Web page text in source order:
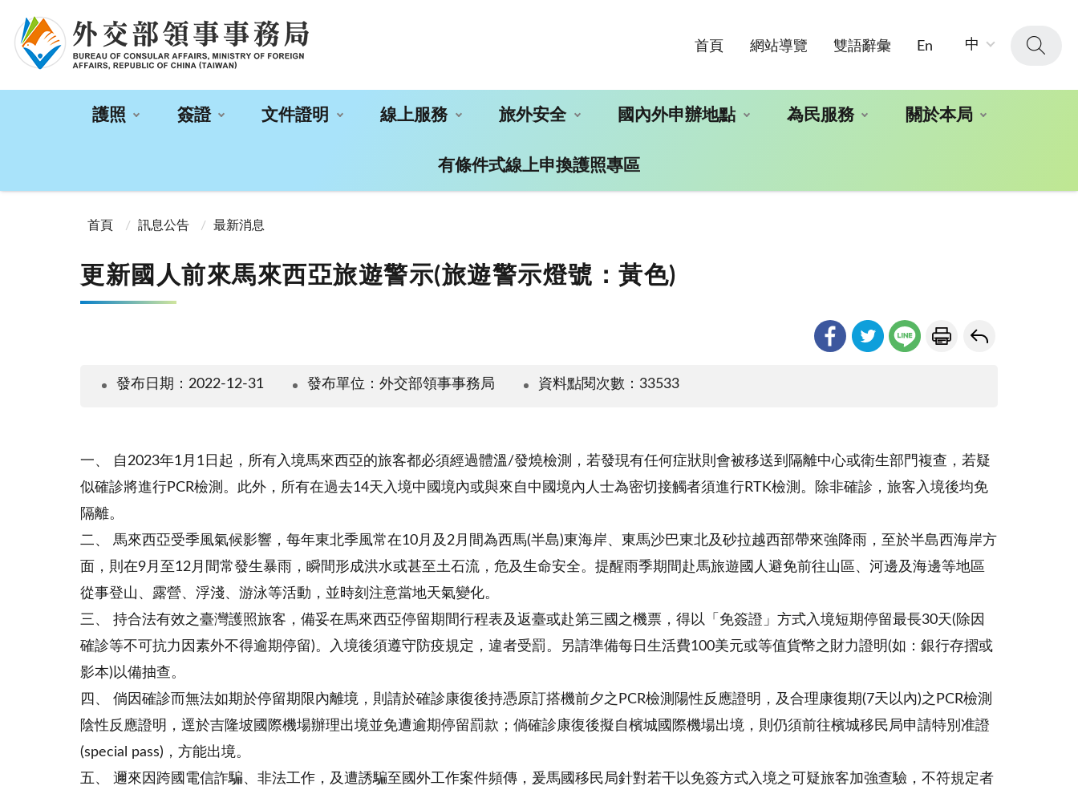
首頁 網站導覽 雙語辭彙 En 中
護照 簽證 文件證明 線上服務 旅外安全 國內外申辦地點 為民服務 關於本局
有條件式線上申換護照專區
首頁
訊息公告 最新消息
更新國人前來馬來西亞旅遊警示(旅遊警示燈號：黃色)
發布日期：2022-12-31 發布單位：外交部領事事務局 資料點閱次數：33533
一、 自2023年1月1日起，所有入境馬來西亞的旅客都必須經過體溫/發燒檢測，若發現有任何症狀則會被移送到隔離中心或衛生部門複查，若疑
似確診將進行PCR檢測。此外，所有在過去14天入境中國境內或與來自中國境內人士為密切接觸者須進行RTK檢測。除非確診，旅客入境後均免
隔離。
二、 馬來西亞受季風氣候影響，每年東北季風常在10月及2月間為西馬(半島)東海岸、東馬沙巴東北及砂拉越西部帶來強降雨，至於半島西海岸方
面，則在9月至12月間常發生暴雨，瞬間形成洪水或甚至土石流，危及生命安全。提醒雨季期間赴馬旅遊國人避免前往山區、河邊及海邊等地區
從事登山、露營、浮淺、游泳等活動，並時刻注意當地天氣變化。
三、 持合法有效之臺灣護照旅客，備妥在馬來西亞停留期間行程表及返臺或赴第三國之機票，得以「免簽證」方式入境短期停留最長30天(除因
確診等不可抗力因素外不得逾期停留)。入境後須遵守防疫規定，違者受罰。另請準備每日生活費100美元或等值貨幣之財力證明(如：銀行存摺或
影本)以備抽查。
四、 倘因確診而無法如期於停留期限內離境，則請於確診康復後持憑原訂搭機前夕之PCR檢測陽性反應證明，及合理康復期(7天以內)之PCR檢測
陰性反應證明，逕於吉隆坡國際機場辦理出境並免遭逾期停留罰款；倘確診康復後擬自檳城國際機場出境，則仍須前往檳城移民局申請特別准證
(special pass)，方能出境。
五、 邇來因跨國電信詐騙、非法工作，及遭誘騙至國外工作案件頻傳，爰馬國移民局針對若干以免簽方式入境之可疑旅客加強查驗，不符規定者